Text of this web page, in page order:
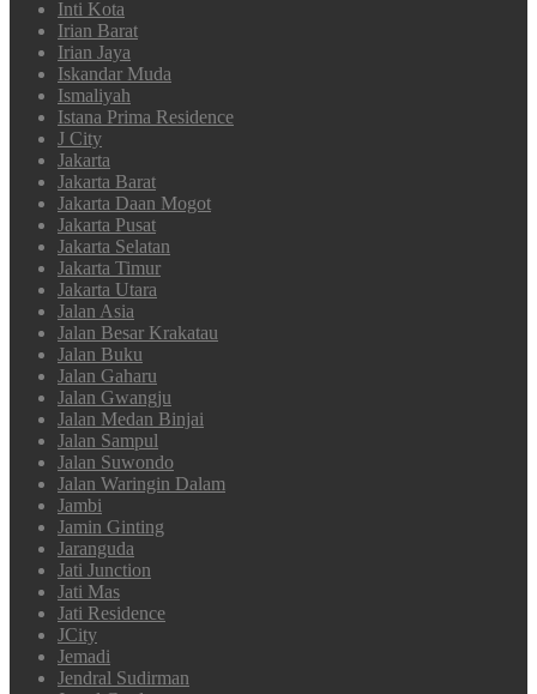
Inti Kota
Irian Barat
Irian Jaya
Iskandar Muda
Ismaliyah
Istana Prima Residence
J City
Jakarta
Jakarta Barat
Jakarta Daan Mogot
Jakarta Pusat
Jakarta Selatan
Jakarta Timur
Jakarta Utara
Jalan Asia
Jalan Besar Krakatau
Jalan Buku
Jalan Gaharu
Jalan Gwangju
Jalan Medan Binjai
Jalan Sampul
Jalan Suwondo
Jalan Waringin Dalam
Jambi
Jamin Ginting
Jaranguda
Jati Junction
Jati Mas
Jati Residence
JCity
Jemadi
Jendral Sudirman